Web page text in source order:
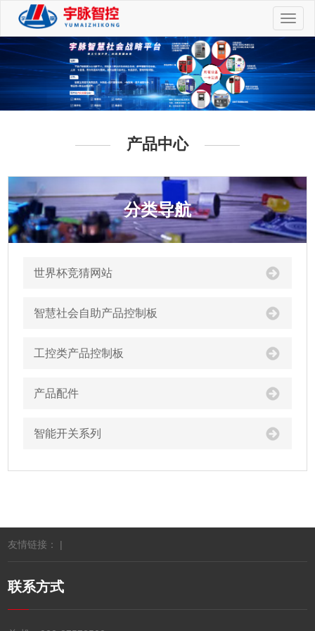
切
换
航
产品中心
分类导航
世界杯竞猜网站
智慧社会自助产品控制板
工控类产品控制板
产品配件
智能开关系列
友情链接： |
联系方式